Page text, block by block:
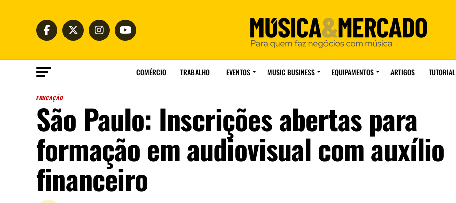
COMÉRCIO TRABALHO EVENTOS MUSIC BUSINESS EQUIPAMENTOS ARTIGOS TUTORIAL
EDUCAÇÃO
São Paulo: Inscrições abertas para
formação em audiovisual com auxílio
financeiro